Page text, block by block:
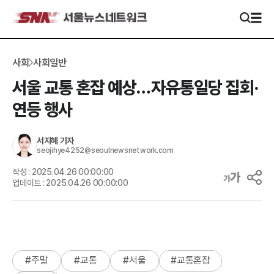
사회 사회일반
서울 교통 혼잡 예상…자유통일당 집회·
연등 행사
서지혜 기자
seojihye4252@seoulnewsnetwork.com
작성 : 2025.04.26 00:00:00
업데이트 : 2025.04.26 00:00:00
#주말 #교통 #서울 #교통혼잡